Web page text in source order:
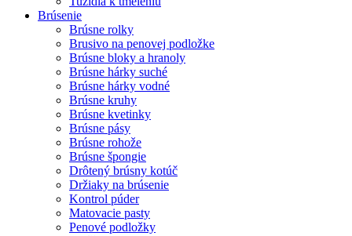
Brúsenie
Brúsne rolky
Brusivo na penovej podložke
Brúsne bloky a hranoly
Brúsne hárky suché
Brúsne hárky vodné
Brúsne kruhy
Brúsne kvetinky
Brúsne pásy
Brúsne rohože
Brúsne špongie
Drôtený brúsny kotúč
Držiaky na brúsenie
Kontrol púder
Matovacie pasty
Penové podložky